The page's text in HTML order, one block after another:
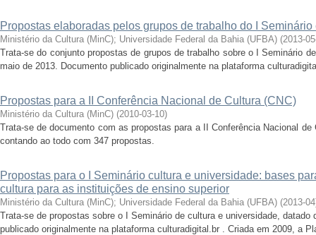
Propostas elaboradas pelos grupos de trabalho do I
Ministério da Cultura (MinC); Universidade Federal da Bahia (UFBA) (2013-
Trata-se do conjunto propostas de grupos de trabalho sobre o I Seminário
maio de 2013. Documento publicado originalmente na plataforma
Propostas para a II Conferência Nacional de Cultura (CNC)
Ministério da Cultura (MinC) (2010-03-10)
Trata-se de documento com as propostas para a II Conferência Nacional
contando ao todo com 347 propostas.
Propostas para o I Seminário cultura e universidade: bases
cultura para as instituições de ensino superior
Ministério da Cultura (MinC); Universidade Federal da Bahia (UFBA) (2013-04
Trata-se de propostas sobre o I Seminário de cultura e universidade, datado
publicado originalmente na plataforma culturadigital.br . Criada em 2009, a